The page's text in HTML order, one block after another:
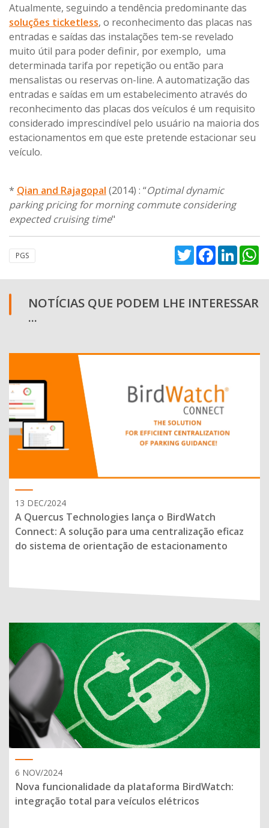
Atualmente, seguindo a tendência predominante das
soluções ticketless, o reconhecimento das placas nas
entradas e saídas das instalações tem-se revelado
muito útil para poder definir, por exemplo, uma
determinada tarifa por repetição ou então para
mensalistas ou reservas on-line. A automatização das
entradas e saídas em um estabelecimento através do
reconhecimento das placas dos veículos é um requisito
considerado imprescindível pelo usuário na maioria dos
estacionamentos em que este pretende estacionar seu
veículo.
* Qian and Rajagopal (2014) : “Optimal dynamic
parking pricing for morning commute considering
expected cruising time"
PGS TwitterFacebook
NOTÍCIAS QUE PODEM LHE INTERESSAR
...
13 DEC/2024
A Quercus Technologies lança o BirdWatch
Connect: A solução para uma centralização eficaz
do sistema de orientação de estacionamento
6 NOV/2024
Nova funcionalidade da plataforma BirdWatch:
integração total para veículos elétricos